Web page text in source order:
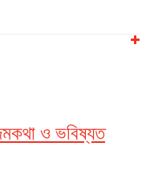
ও ভবিষ্যত